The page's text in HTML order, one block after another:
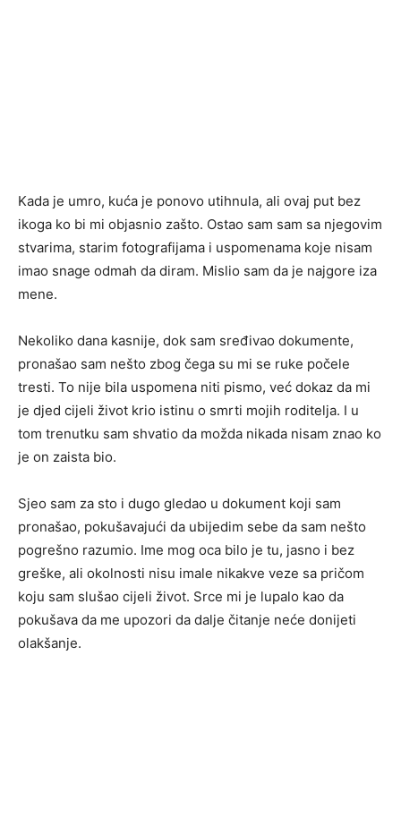
Kada je umro, kuća je ponovo utihnula, ali ovaj put bez
ikoga ko bi mi objasnio zašto. Ostao sam sam sa njegovim
stvarima, starim fotografijama i uspomenama koje nisam
imao snage odmah da diram. Mislio sam da je najgore iza
mene.
Nekoliko dana kasnije, dok sam sređivao dokumente,
pronašao sam nešto zbog čega su mi se ruke počele
tresti. To nije bila uspomena niti pismo, već dokaz da mi
je djed cijeli život krio istinu o smrti mojih roditelja. I u
tom trenutku sam shvatio da možda nikada nisam znao ko
je on zaista bio.
Sjeo sam za sto i dugo gledao u dokument koji sam
pronašao, pokušavajući da ubijedim sebe da sam nešto
pogrešno razumio. Ime mog oca bilo je tu, jasno i bez
greške, ali okolnosti nisu imale nikakve veze sa pričom
koju sam slušao cijeli život. Srce mi je lupalo kao da
pokušava da me upozori da dalje čitanje neće donijeti
olakšanje.